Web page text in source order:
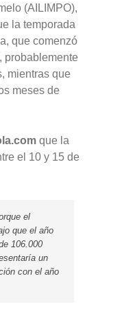
(AILIMPO),
la temporada
que comenzó
probablemente
mientras que
meses de
que la
el 10 y 15 de
el
que el año
106.000
un
con el año